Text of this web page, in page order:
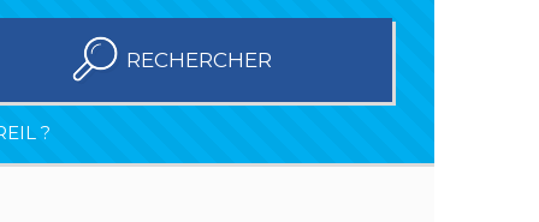
RECHERCHER
?